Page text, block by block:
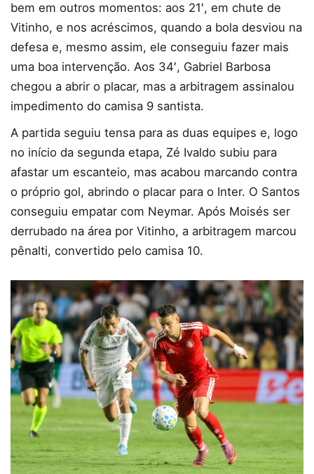
bem em outros momentos: aos 21′, em chute de
Vitinho, e nos acréscimos, quando a bola desviou na
defesa e, mesmo assim, ele conseguiu fazer mais
uma boa intervenção. Aos 34′, Gabriel Barbosa
chegou a abrir o placar, mas a arbitragem assinalou
impedimento do camisa 9 santista.
A partida seguiu tensa para as duas equipes e, logo
no início da segunda etapa, Zé Ivaldo subiu para
afastar um escanteio, mas acabou marcando contra
o próprio gol, abrindo o placar para o Inter. O Santos
conseguiu empatar com Neymar. Após Moisés ser
derrubado na área por Vitinho, a arbitragem marcou
pênalti, convertido pelo camisa 10.